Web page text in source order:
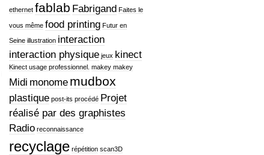
ethernet fablab Fabrigand Faites le
vous même food printing Futur en
Seine illustration interaction
interaction physique jeux kinect
Kinect usage professionnel. makey makey
Midi monome mudbox
plastique post-its procédé Projet
réalisé par des graphistes
Radio reconnaissance
recyclage répétition scan3D